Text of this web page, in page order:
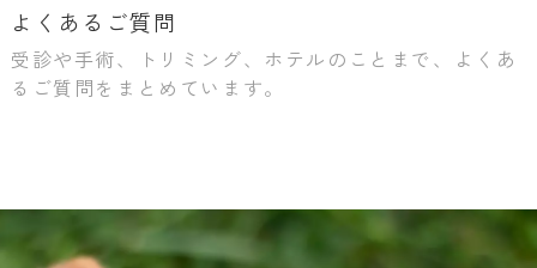
よくあるご質問
受診や手術、トリミング、ホテルのことまで、よくあ
るご質問をまとめています。